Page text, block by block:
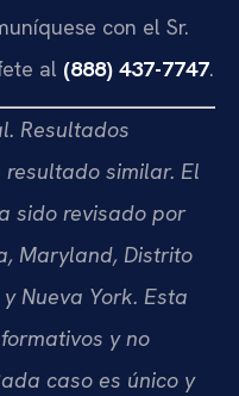
con el Sr.
al (888) 437-7747.
Resultados
similar. El
sido revisado por
Maryland, Distrito
Nueva York. Esta
y no
caso es único y